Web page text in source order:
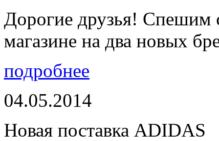
Дорогие друзья! Спешим
магазине на два новых
подробнее
04.05.2014
Новая поставка ADIDAS